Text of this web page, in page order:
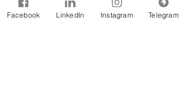
Impacto Regulatório e o especialista em
geoprocessamento Wagner da Silva.
Facebook LinkedIn Instagram Telegram